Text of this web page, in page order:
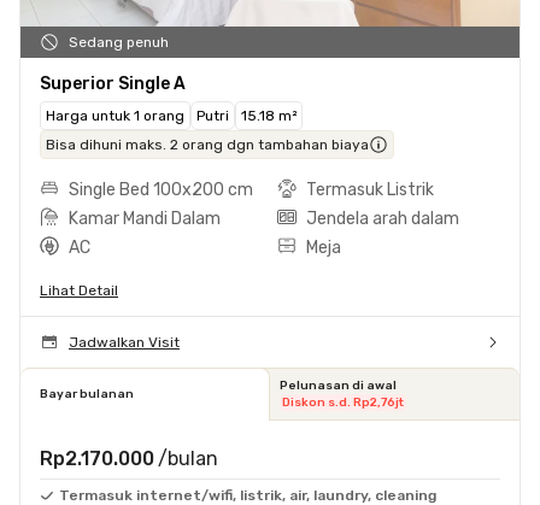
Sedang penuh
Superior Single A
Harga untuk 1 orang Putri
15.18 m²
Bisa dihuni maks. 2 orang dgn tambahan biaya
Single Bed 100x200 cm
Termasuk Listrik
Kamar Mandi Dalam
Jendela arah dalam
AC
Meja
Lihat Detail
Jadwalkan Visit
Bayar bulanan
Pelunasan di awal
Diskon s.d. Rp2,76jt
Rp2.170.000 /bulan
Termasuk internet/wifi, listrik, air, laundry, cleaning